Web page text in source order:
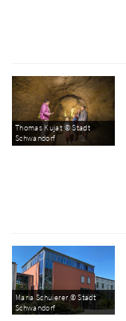
Thomas Kujat © Stadt
Schwandorf
Maria Schuierer © Stadt
Schwandorf